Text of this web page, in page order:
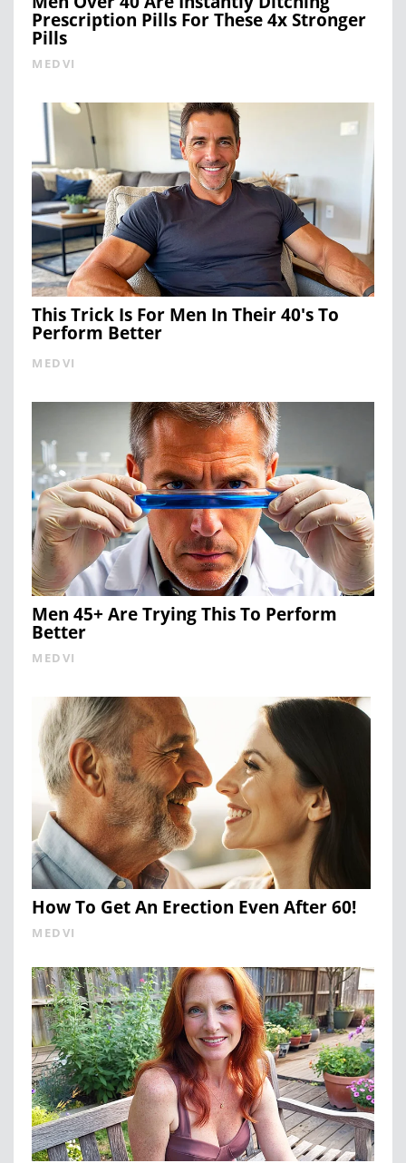
Prescription Pills For These 4x Stronger
Pills
MEDVI
This Trick Is For Men In Their 40's To
Perform Better
MEDVI
Men 45+ Are Trying This To Perform
Better
MEDVI
How To Get An Erection Even After 60!
MEDVI